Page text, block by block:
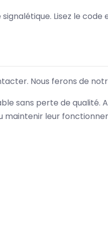
Lisez le code
Nous ferons de
sans perte de qualité.
maintenir leur